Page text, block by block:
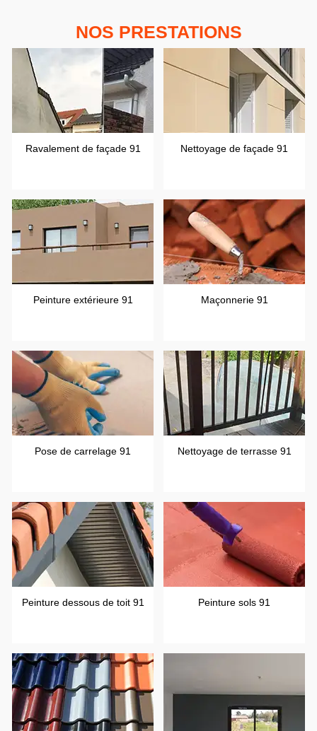
NOS PRESTATIONS
Ravalement de façade 91 Nettoyage de façade 91
Peinture extérieure 91 Maçonnerie 91
Pose de carrelage 91 Nettoyage de terrasse 91
Peinture dessous de toit 91 Peinture sols 91